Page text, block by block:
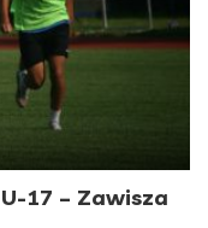
17 – Zawisza